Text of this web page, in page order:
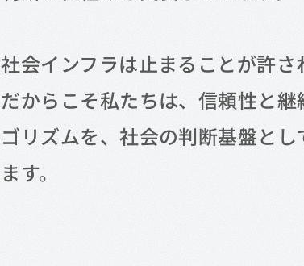
社会インフラは止まることが許さ
だからこそ私たちは、信頼性と
ゴリズムを、社会の判断基盤と
ます。